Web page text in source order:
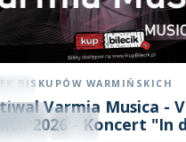
2026 19:00
BISKUPÓW WARMIŃSKICH
Varmia Musica -
2026 - Koncert "In